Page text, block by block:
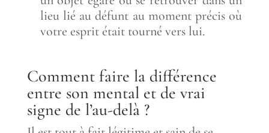
lieu lié au défunt au moment précis où
votre esprit était tourné vers lui.
Comment faire la différence
entre son mental et de vrai
signe de l’au-delà ?